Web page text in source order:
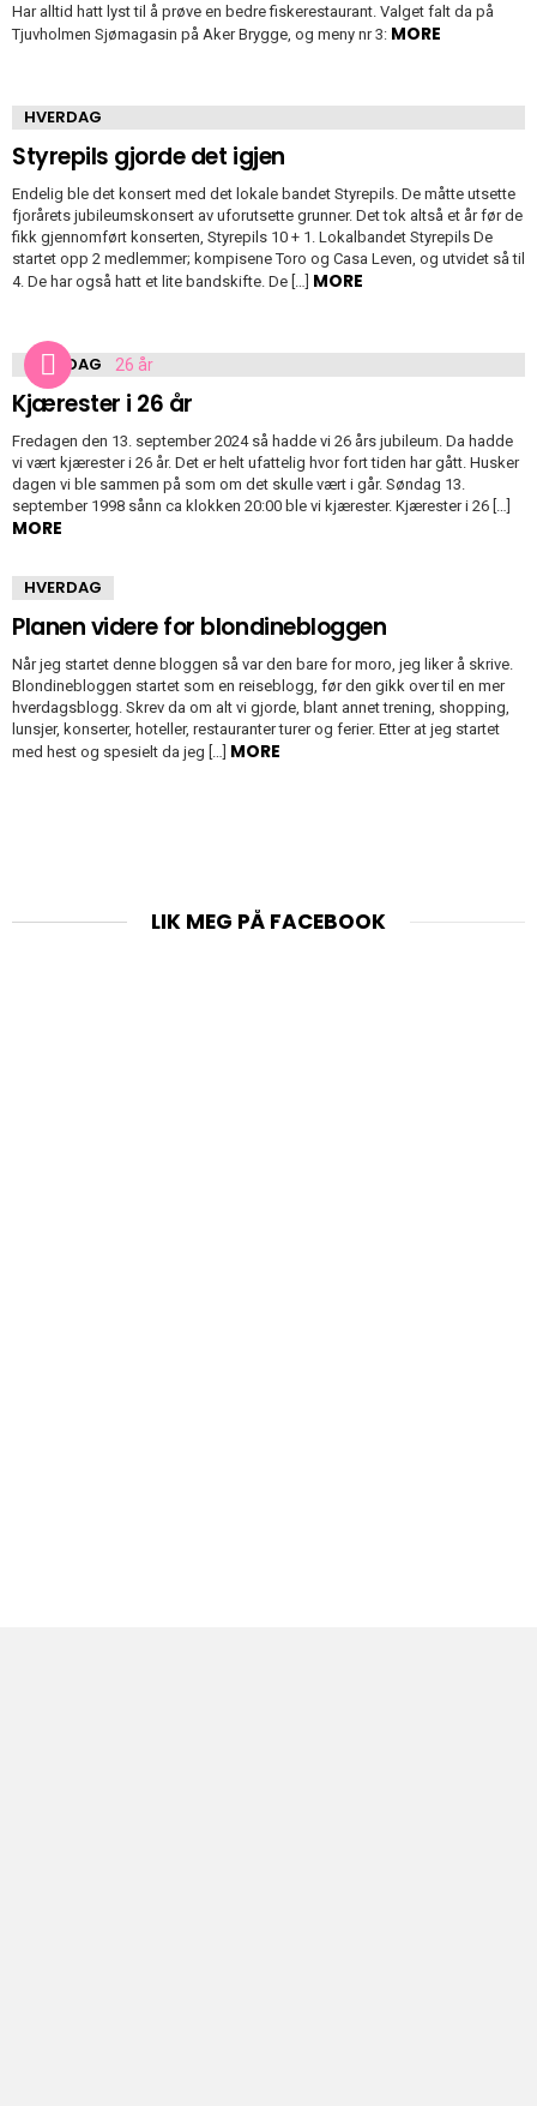
Har alltid hatt lyst til å prøve en bedre fiskerestaurant. Valget falt da på
Tjuvholmen Sjømagasin på Aker Brygge, og meny nr 3: MORE
HVERDAG
Styrepils gjorde det igjen
Endelig ble det konsert med det lokale bandet Styrepils. De måtte utsette
fjorårets jubileumskonsert av uforutsette grunner. Det tok altså et år før de
fikk gjennomført konserten, Styrepils 10 + 1. Lokalbandet Styrepils De
startet opp 2 medlemmer; kompisene Toro og Casa Leven, og utvidet så til
4. De har også hatt et lite bandskifte. De […] MORE
HVERDAG
Kjærester i 26 år
Fredagen den 13. september 2024 så hadde vi 26 års jubileum. Da hadde
vi vært kjærester i 26 år. Det er helt ufattelig hvor fort tiden har gått. Husker
dagen vi ble sammen på som om det skulle vært i går. Søndag 13.
september 1998 sånn ca klokken 20:00 ble vi kjærester. Kjærester i 26 […]
MORE
HVERDAG
Planen videre for blondinebloggen
Når jeg startet denne bloggen så var den bare for moro, jeg liker å skrive.
Blondinebloggen startet som en reiseblogg, før den gikk over til en mer
hverdagsblogg. Skrev da om alt vi gjorde, blant annet trening, shopping,
lunsjer, konserter, hoteller, restauranter turer og ferier. Etter at jeg startet
med hest og spesielt da jeg […] MORE
LIK MEG PÅ FACEBOOK